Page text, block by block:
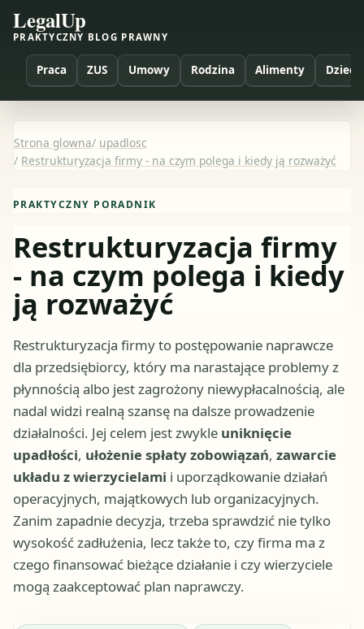
LegalUp
PRAKTYCZNY BLOG PRAWNY
Praca ZUS Umowy Rodzina Alimenty Dzieci
Strona glowna/ upadlosc
/ Restrukturyzacja firmy - na czym polega i kiedy ją rozważyć
PRAKTYCZNY PORADNIK
Restrukturyzacja firmy
- na czym polega i kiedy
ją rozważyć
Restrukturyzacja firmy to postępowanie naprawcze
dla przedsiębiorcy, który ma narastające problemy z
płynnością albo jest zagrożony niewypłacalnością, ale
nadal widzi realną szansę na dalsze prowadzenie
działalności. Jej celem jest zwykle uniknięcie
upadłości, ułożenie spłaty zobowiązań, zawarcie
układu z wierzycielami i uporządkowanie działań
operacyjnych, majątkowych lub organizacyjnych.
Zanim zapadnie decyzja, trzeba sprawdzić nie tylko
wysokość zadłużenia, lecz także to, czy firma ma z
czego finansować bieżące działanie i czy wierzyciele
mogą zaakceptować plan naprawczy.